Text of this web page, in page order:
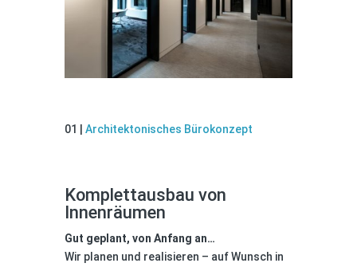
01 | Architektonisches Bürokonzept
Komplettausbau von
Innenräumen
Gut geplant, von Anfang an…
Wir planen und realisieren – auf Wunsch in